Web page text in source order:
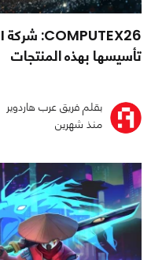
تأسيسها بهذه المنتجات
بقلم فريق عرب هاردوير
منذ شهرين